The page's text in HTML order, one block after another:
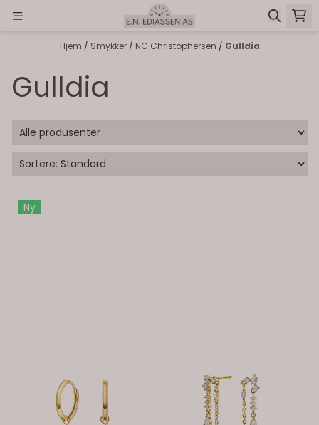
Hopp til innhold
Hjem / Smykker / NC Christophersen / Gulldia
Gulldia
Ny